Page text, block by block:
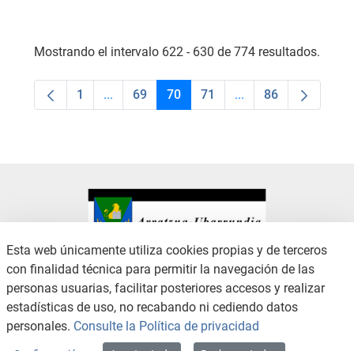
Mostrando el intervalo 622 - 630 de 774 resultados.
Página
1 ...Páginas intermedias Use TAB para
Página
69 Página
70 Página
71 ...PáginasPágina
86
CONTACTO
AVISO LEGAL
CANAL DE DENUNCIAS
POLÍTICA DE PRIVACIDAD
POLÍTICA DE COOKIES
ACCESIBILIDAD
Esta web únicamente utiliza cookies propias y de terceros
con finalidad técnica para permitir la navegación de las
personas usuarias, facilitar posteriores accesos y realizar
estadísticas de uso, no recabando ni cediendo datos
personales. Consulte la Política de privacidad